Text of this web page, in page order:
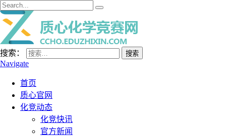
搜索：
Navigate
首页
质心官网
化竞动态
化竞快讯
官方新闻